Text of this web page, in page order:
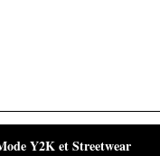
Y2K et Streetwear